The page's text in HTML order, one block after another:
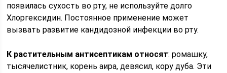
появилась сухость во рту, не используйте долго
Хлоргексидин. Постоянное применение может
вызвать развитие кандидозной инфекции во рту.
К растительным антисептикам относят: ромашку,
тысячелистник, корень аира, девясил, кору дуба. Эти